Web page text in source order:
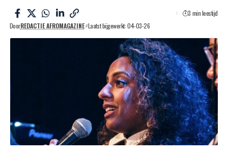
DoorREDACTIE AFROMAGAZINE Laatst bijgewerkt: 04-03-26
3 min leestijd